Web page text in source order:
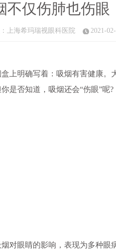
不仅伤肺也伤眼
上海希玛瑞视眼科医院 2021-
明确写着：吸烟有害健康。大
是否知道，吸烟还会“伤眼”呢?
眼睛的影响，表现为多种眼病